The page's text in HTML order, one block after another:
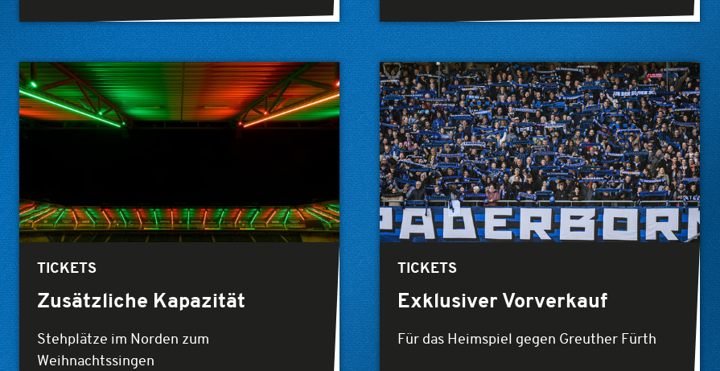
TICKETS
Zusätzliche Kapazität
Stehplätze im Norden zum
Weihnachtssingen
TICKETS
Exklusiver Vorverkauf
Für das Heimspiel gegen Greuther Fürth